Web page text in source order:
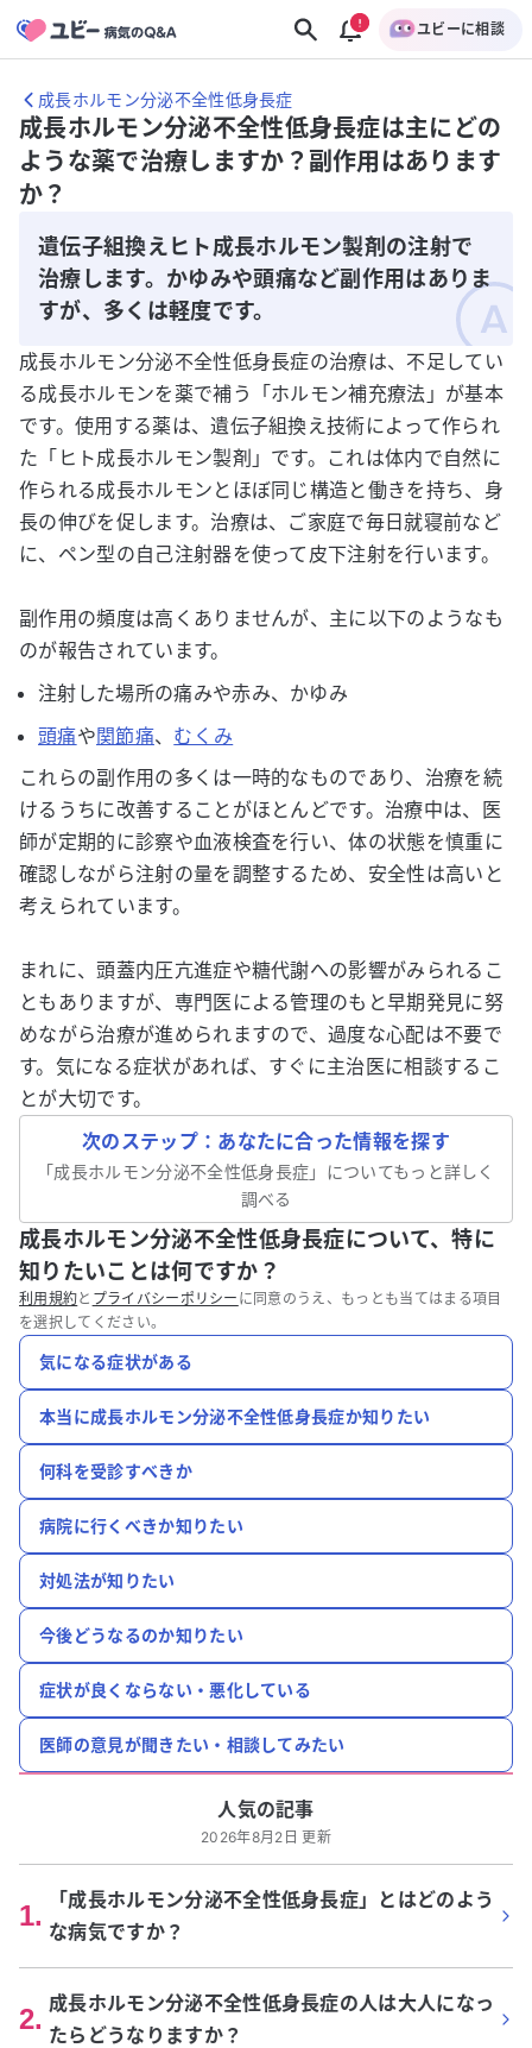
ユビーに相談
成長ホルモン分泌不全性低身長症
成長ホルモン分泌不全性低身長症は主にどの
ような薬で治療しますか？副作用はあります
か？
遺伝子組換えヒト成長ホルモン製剤の注射で
治療します。かゆみや頭痛など副作用はありま
すが、多くは軽度です。
成長ホルモン分泌不全性低身長症の治療は、不足してい
る成長ホルモンを薬で補う「ホルモン補充療法」が基本
です。使用する薬は、遺伝子組換え技術によって作られ
た「ヒト成長ホルモン製剤」です。これは体内で自然に
作られる成長ホルモンとほぼ同じ構造と働きを持ち、身
長の伸びを促します。治療は、ご家庭で毎日就寝前など
に、ペン型の自己注射器を使って皮下注射を行います。
副作用の頻度は高くありませんが、主に以下のようなも
のが報告されています。
注射した場所の痛みや赤み、かゆみ
頭痛や関節痛、 むくみ
これらの副作用の多くは一時的なものであり、治療を続
けるうちに改善することがほとんどです。治療中は、医
師が定期的に診察や血液検査を行い、体の状態を慎重に
確認しながら注射の量を調整するため、安全性は高いと
考えられています。
まれに、頭蓋内圧亢進症や糖代謝への影響がみられるこ
ともありますが、専門医による管理のもと早期発見に努
めながら治療が進められますので、過度な心配は不要で
す。気になる症状があれば、すぐに主治医に相談するこ
とが大切です。
次のステップ：あなたに合った情報を探す
「成長ホルモン分泌不全性低身長症 」についてもっと詳しく
調べる
成長ホルモン分泌不全性低身長症について、特に
知りたいことは何ですか？
利用規約と プライバシーポリシー に同意のうえ、もっとも当てはまる項目
を選択してください。
気になる症状がある
本当に成長ホルモン分泌不全性低身長症か知りたい
何科を受診すべきか
病院に行くべきか知りたい
対処法が知りたい
今後どうなるのか知りたい
症状が良くならない・悪化している
医師の意見が聞きたい・相談してみたい
人気の記事
2026年8月2日 更新
1.
「成長ホルモン分泌不全性低身長症」とはどのよう
な病気ですか？
2. 成長ホルモン分泌不全性低身長症の人は大人になっ
たらどうなりますか？